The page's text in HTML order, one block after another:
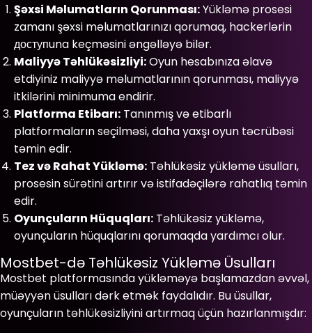
Şəxsi Məlumatların Qorunması:Yükləmə prosesi
zamanı şəxsi məlumatlarınızı qorumaq, hackerlərin
доступuna keçməsini əngəlləyə bilər.
Maliyyə Təhlükəsizliyi:Oyun hesabınıza əlavə
etdiyiniz maliyyə məlumatlarının qorunması, maliyyə
itkilərini minimuma endirir.
Platforma Etibarı: Tanınmış və etibarlı
platformaların seçilməsi, daha yaxşı oyun təcrübəsi
təmin edir.
Tez və Rahat Yükləmə: Təhlükəsiz yükləmə üsulları,
prosesin sürətini artırır və istifadəçilərə rahatlıq təmin
edir.
Oyunçuların Hüquqları: Təhlükəsiz yükləmə,
oyunçuların hüquqlarını qorumaqda yardımcı olur.
Mostbet-də Təhlükəsiz Yükləmə Üsulları
Mostbet platformasında yükləməyə başlamazdan əvvəl,
müəyyən üsulları dərk etmək faydalıdır. Bu üsullar,
oyunçuların təhlükəsizliyini artırmaq üçün hazırlanmışdır: